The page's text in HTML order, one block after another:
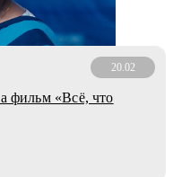
20.02
фильм «Всё, что